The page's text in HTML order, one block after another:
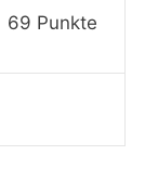
69 Punkte